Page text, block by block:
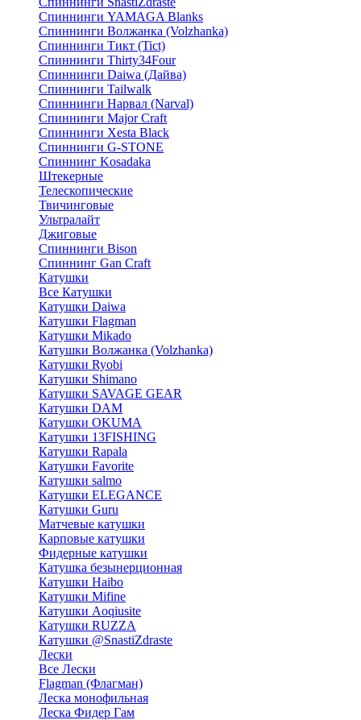
Спиннинги YAMAGA Blanks
Спиннинги Волжанка (Volzhanka)
Спиннинги Тикт (Tict)
Спиннинги Thirty34Four
Спиннинги Daiwa (Дайва)
Спиннинги Tailwalk
Спиннинги Нарвал (Narval)
Спиннинги Major Craft
Спиннинги Xesta Black
Спиннинги G-STONE
Спиннинг Kosadaka
Штекерные
Телескопические
Твичинговые
Ультралайт
Джиговые
Спиннинги Bison
Спиннинг Gan Craft
Катушки
Все Катушки
Катушки Daiwa
Катушки Flagman
Катушки Mikado
Катушки Волжанка (Volzhanka)
Катушки Ryobi
Катушки Shimano
Катушки SAVAGE GEAR
Катушки DAM
Катушки OKUMA
Катушки 13FISHING
Катушки Rapala
Катушки Favorite
Катушки salmo
Катушки ELEGANCE
Катушки Guru
Матчевые катушки
Карповые катушки
Фидерные катушки
Катушка безынерционная
Катушки Haibo
Катушки Mifine
Катушки Aoqiusite
Катушки RUZZA
Катушки @SnastiZdraste
Лески
Все Лески
Flagman (Флагман)
Леска монофильная
Леска Фидер Гам